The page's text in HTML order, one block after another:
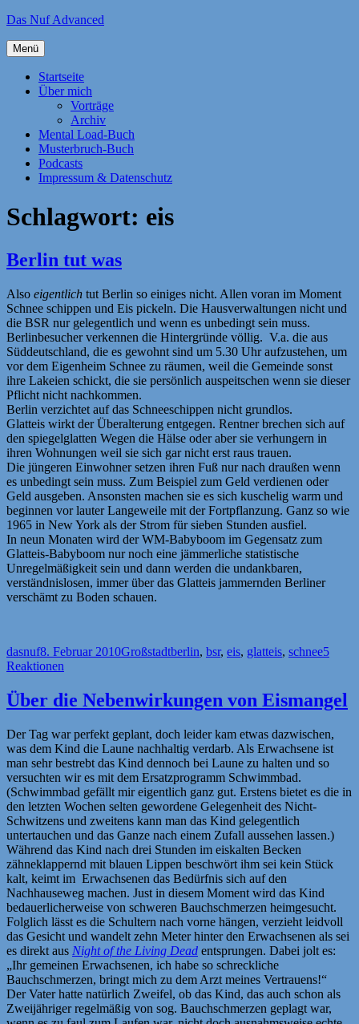
Zum
springen
Das Nuf Advanced
Menü
Startseite
Über mich
Vorträge
Archiv
Mental Load-Buch
Musterbruch-Buch
Podcasts
Impressum & Datenschutz
Schlagwort: eis
Berlin tut was
Also eigentlich tut Berlin so einiges nicht. Allen voran im Moment
Schnee schippen und Eis pickeln. Die Hausverwaltungen nicht und
die BSR nur gelegentlich und wenn es unbedingt sein muss.
Berlinbesucher verkennen die Hintergründe völlig. V.a. die aus
Süddeutschland, die es gewohnt sind um 5.30 Uhr aufzustehen, um
vor dem Eigenheim Schnee zu räumen, weil die Gemeinde sonst
ihre Lakeien schickt, die sie persönlich auspeitschen wenn sie dieser
Pflicht nicht nachkommen.
Berlin verzichtet auf das Schneeschippen nicht grundlos.
Glatteis wirkt der Überalterung entgegen. Rentner brechen sich auf
den spiegelglatten Wegen die Hälse oder aber sie verhungern in
ihren Wohnungen weil sie sich gar nicht erst raus trauen.
Die jüngeren Einwohner setzen ihren Fuß nur nach draußen wenn
es unbedingt sein muss. Zum Beispiel zum Geld verdienen oder
Geld ausgeben. Ansonsten machen sie es sich kuschelig warm und
beginnen vor lauter Langeweile mit der Fortpflanzung. Ganz so wie
1965 in New York als der Strom für sieben Stunden ausfiel.
In neun Monaten wird der WM-Babyboom im Gegensatz zum
Glatteis-Babyboom nur noch eine jämmerliche statistische
Unregelmäßigkeit sein und dann werden die undankbaren,
verständnislosen, immer über das Glatteis jammernden Berliner
verschämt zu Boden schauen.
Autor
dasnufVeröffentlicht
am
8. Februar 2010Kategorien
GroßstadtSchlagwörter
berlin, bsr, eis, glatteis, schnee5
Reaktionen
Über die Nebenwirkungen von Eismangel
Der Tag war perfekt geplant, doch leider kam etwas dazwischen,
was dem Kind die Laune nachhaltig verdarb. Als Erwachsene ist
man sehr bestrebt das Kind dennoch bei Laune zu halten und so
versuchten wir es mit dem Ersatzprogramm Schwimmbad.
(Schwimmbad gefällt mir eigentlich ganz gut. Erstens bietet es die in
den letzten Wochen selten gewordene Gelegenheit des Nicht-
Schwitzens und zweitens kann man das Kind gelegentlich
untertauchen und das Ganze nach einem Zufall aussehen lassen.)
Während das Kind nach drei Stunden im eiskalten Becken
zähneklappernd mit blauen Lippen beschwört ihm sei kein Stück
kalt, keimt im Erwachsenen das Bedürfnis sich auf den
Nachhauseweg machen. Just in diesem Moment wird das Kind
bedauerlicherweise von schweren Bauchschmerzen heimgesucht.
Folglich lässt es die Schultern nach vorne hängen, verzieht leidvoll
das Gesicht und wandelt zehn Meter hinter den Erwachsenen als sei
es direkt aus Night of the Living Dead entsprungen. Dabei jolt es:
„Ihr gemeinen Erwachsenen, ich habe so schreckliche
Bauchschmerzen, bringt mich zu dem Arzt meines Vertrauens!“
Der Vater hatte natürlich Zweifel, ob das Kind, das auch schon als
Zweijähriger regelmäßig von sog. Bauchschmerzen geplagt war,